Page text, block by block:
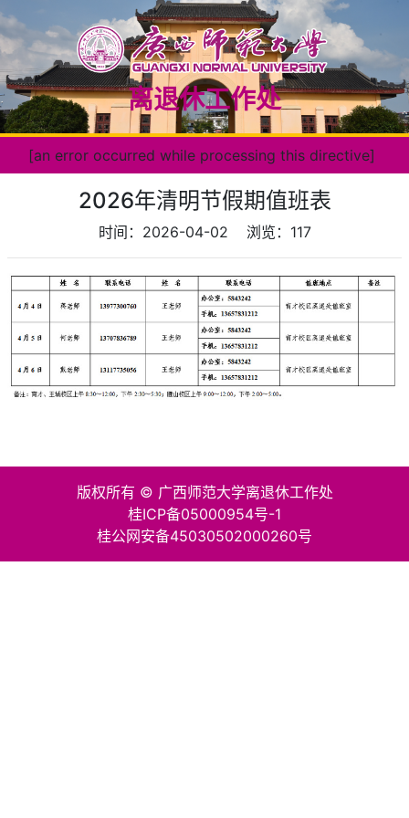
离退休工作处
[an error occurred while processing this directive]
2026年清明节假期值班表
时间：2026-04-02 浏览： 117
版权所有 © 广西师范大学离退休工作处
桂ICP备05000954号-1
桂公网安备45030502000260号